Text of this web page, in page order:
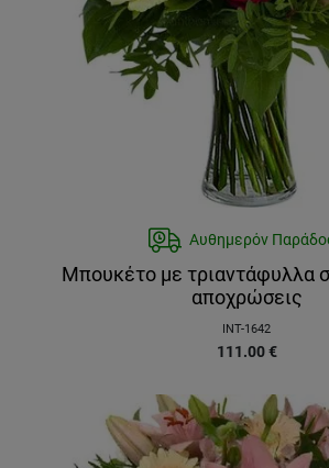
Αυθημερόν
Μπουκέτο με τριαντάφυλλα
αποχρώσεις
INT-1642
111.00 €